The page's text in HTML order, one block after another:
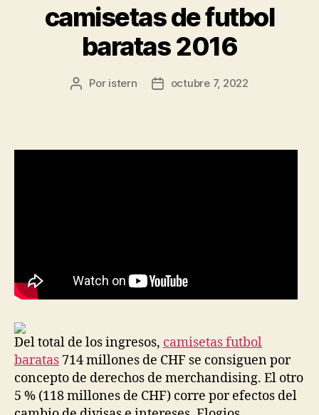
camisetas de futbol
baratas 2016
Autor
Por istern
Fechaoctubre 7, 2022
Del total de los ingresos, camisetas futbol
baratas 714 millones de CHF se consiguen por
concepto de derechos de merchandising. El otro
5 % (118 millones de CHF) corre por efectos del